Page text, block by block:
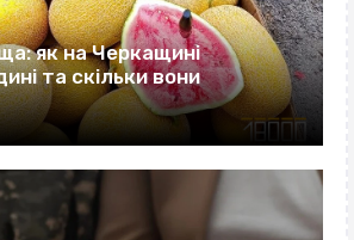
як на Черкащині
та скільки вони